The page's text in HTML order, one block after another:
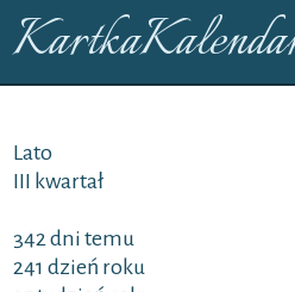
Lato
III kwartał
342 dni temu
241 dzień roku